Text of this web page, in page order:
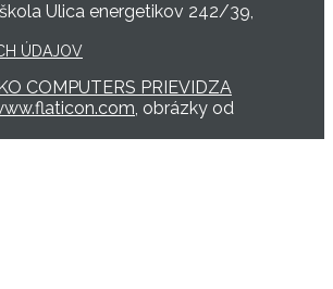
Ulica energetikov 242/39,
ÚDAJOV
COMPUTERS PRIEVIDZA
, obrázky od